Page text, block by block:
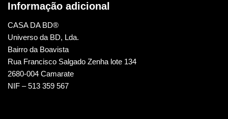
Informação adicional
CASA DA BD®
Universo da BD, Lda.
Bairro da Boavista
Rua Francisco Salgado Zenha lote 134
2680-004 Camarate
NIF – 513 359 567